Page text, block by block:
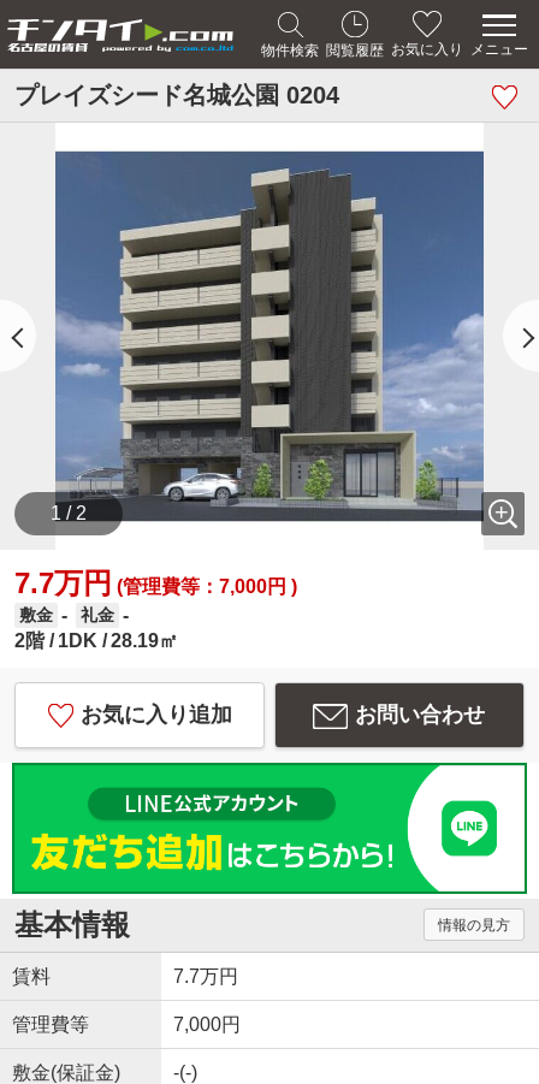
物件検索 閲覧履歴 お気に入り メニュー
プレイズシード名城公園 0204
1 / 2
7.7万円 (管理費等：7,000円 )
敷金 - 礼金 -
2階
1DK 28.19㎡
お気に入り追加 お問い合わせ
基本情報 情報の見方
賃料 7.7万円
管理費等 7,000円
敷金(保証金) -(-)